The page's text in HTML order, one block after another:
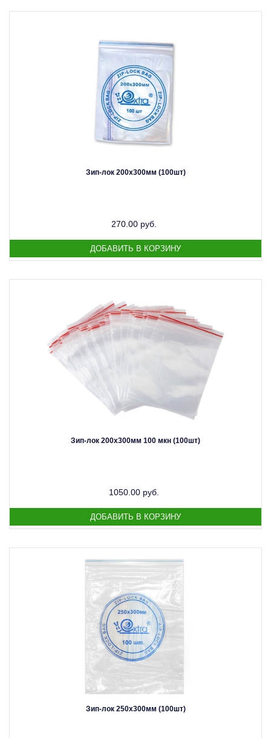
Зип-лок 200х300мм (100шт)
270.00 руб.
Зип-лок 200х300мм 100 мкн (100шт)
1050.00 руб.
Зип-лок 250х300мм (100шт)